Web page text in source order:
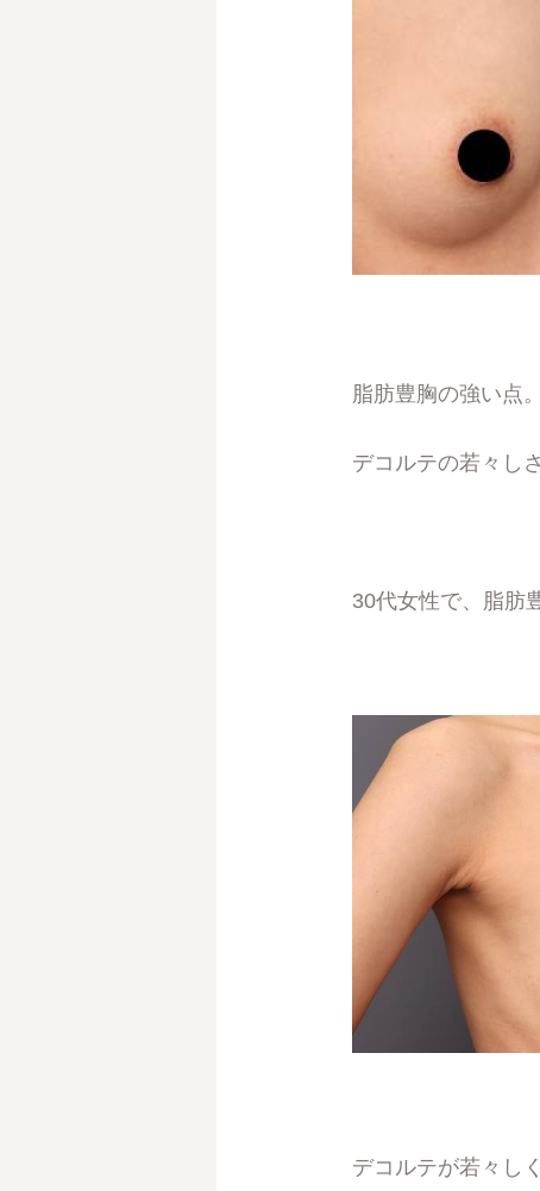
脂肪豊胸の強い点。
デコルテの若々し
30代女性で、脂肪
デコルテが若々し